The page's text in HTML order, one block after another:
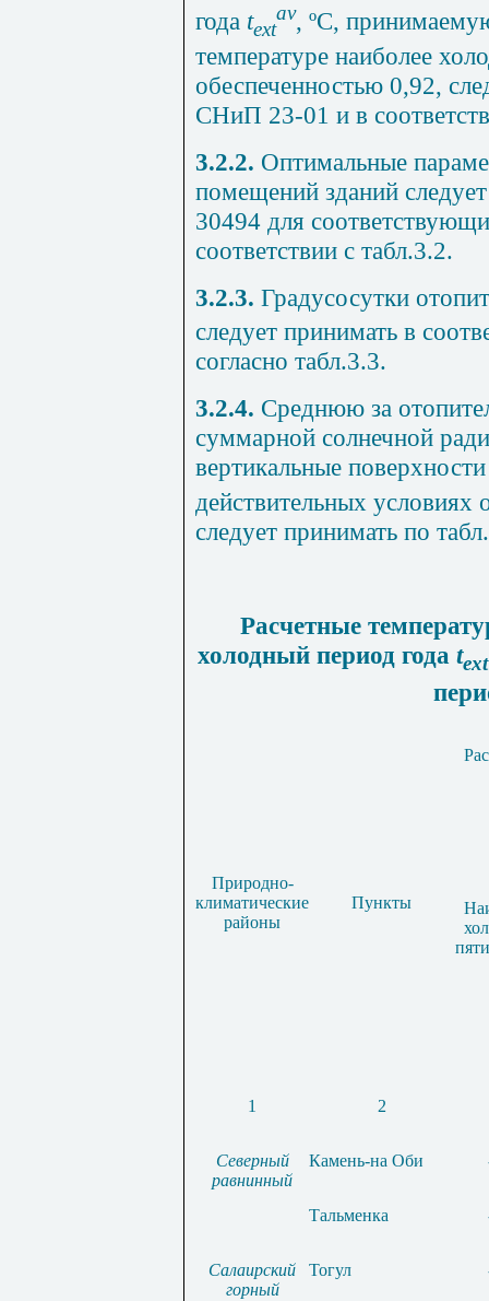
года text
av, ºС,
температуре наиболее
обеспеченностью 0,92,
СНиП 23-01 и в
3.2.2. Оптимальные
помещений зданий
30494 для
соответствии с табл.3.2.
3.2.3. Градусосутки
следует принимать в
согласно табл.3.3.
3.2.4. Среднюю за
суммарной солнечной
вертикальные
действительных условиях
следует принимать по
Расчетные
холодный период года text
Природно-
климатические
районы
Пункты
1 2
Северный
равнинный
Камень-на Оби
Тальменка
Салаирский
горный
Тогул